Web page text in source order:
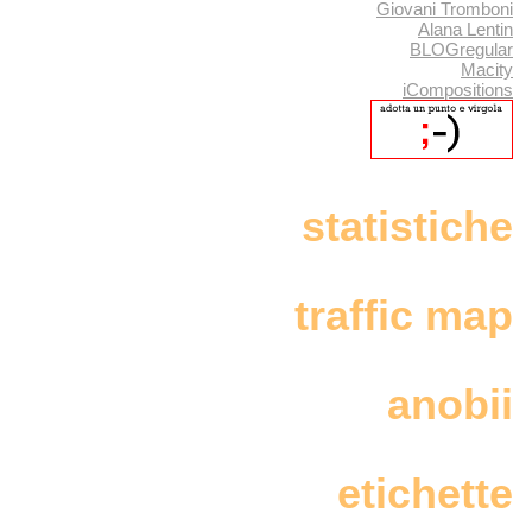
Giovani Tromboni
Alana Lentin
BLOGregular
Macity
iCompositions
statistiche
traffic map
anobii
etichette